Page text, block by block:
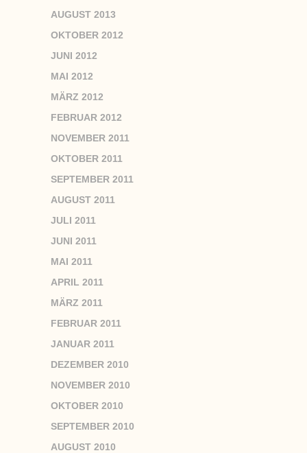
AUGUST 2013
OKTOBER 2012
JUNI 2012
MAI 2012
MÄRZ 2012
FEBRUAR 2012
NOVEMBER 2011
OKTOBER 2011
SEPTEMBER 2011
AUGUST 2011
JULI 2011
JUNI 2011
MAI 2011
APRIL 2011
MÄRZ 2011
FEBRUAR 2011
JANUAR 2011
DEZEMBER 2010
NOVEMBER 2010
OKTOBER 2010
SEPTEMBER 2010
AUGUST 2010